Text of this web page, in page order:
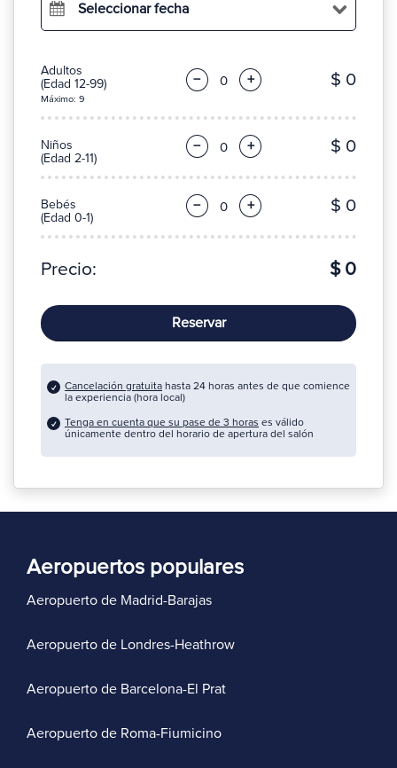
Seleccionar fecha
Adultos
(Edad 12-99)
Máximo: 9
− + $ 0
Niños
(Edad 2-11)
− + $ 0
Bebés
(Edad 0-1)
− + $ 0
Precio: $ 0
Reservar
Cancelación gratuita hasta 24 horas antes de que comience
la experiencia (hora local)
Tenga en cuenta que su pase de 3 horas es válido
únicamente dentro del horario de apertura del salón
Aeropuertos populares
Aeropuerto de Madrid-Barajas
Aeropuerto de Londres-Heathrow
Aeropuerto de Barcelona-El Prat
Aeropuerto de Roma-Fiumicino